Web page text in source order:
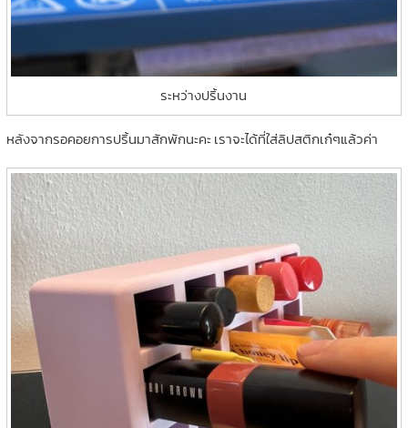
ระหว่างปริ้นงาน
หลังจากรอคอยการปริ้นมาสักพักนะคะ เราจะได้ที่ใส่ลิปสติกเก๋ๆแล้วค่า